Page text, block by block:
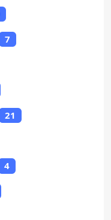
7
21
4